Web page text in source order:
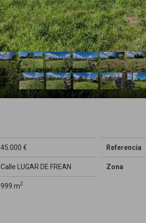
45.000 € Referencia
Calle LUGAR DE FREAN Zona
999 m2